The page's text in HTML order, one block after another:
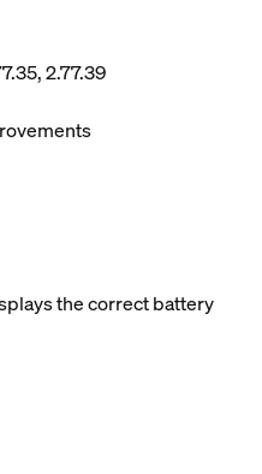
2.77.39
the correct battery